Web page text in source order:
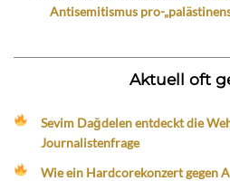
Antisemitismus pro-
Aktuell oft
Sevim Dağdelen entdeckt die
Journalistenfrage
Wie ein Hardcorekonzert gegen